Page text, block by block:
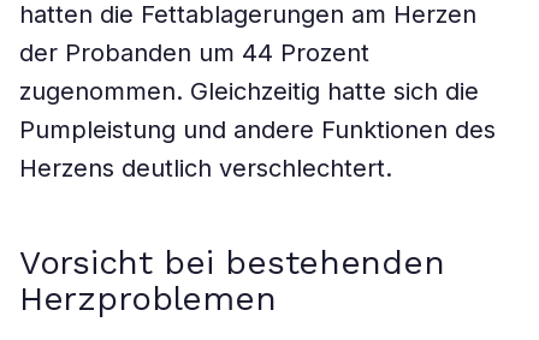
hatten die Fettablagerungen am Herzen
der Probanden um 44 Prozent
zugenommen. Gleichzeitig hatte sich die
Pumpleistung und andere Funktionen des
Herzens deutlich verschlechtert.
Vorsicht bei bestehenden
Herzproblemen